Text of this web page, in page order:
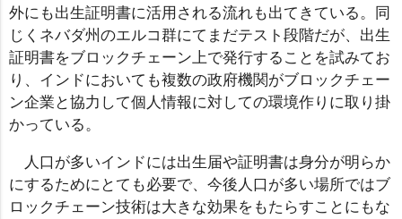
外にも出生証明書に活用される流れも出てきている。同
じくネバダ州のエルコ群にてまだテスト段階だが、出生
証明書をブロックチェーン上で発行することを試みてお
り、インドにおいても複数の政府機関がブロックチェー
ン企業と協力して個人情報に対しての環境作りに取り掛
かっている。
人口が多いインドには出生届や証明書は身分が明らか
にするためにとても必要で、今後人口が多い場所ではブ
ロックチェーン技術は大きな効果をもたらすことにもな